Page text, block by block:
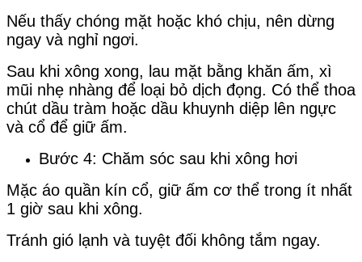
Nếu thấy chóng mặt hoặc khó chịu, nên dừng
ngay và nghỉ ngơi.
Sau khi xông xong, lau mặt bằng khăn ấm, xì
mũi nhẹ nhàng để loại bỏ dịch đọng. Có thể thoa
chút dầu tràm hoặc dầu khuynh diệp lên ngực
và cổ để giữ ấm.
Bước 4: Chăm sóc sau khi xông hơi
Mặc áo quần kín cổ, giữ ấm cơ thể trong ít nhất
1 giờ sau khi xông.
Tránh gió lạnh và tuyệt đối không tắm ngay.